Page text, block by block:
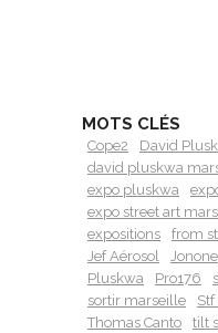
MOTS CLÉS
Cope2
David
david pluskwa
expo pluskwa
expo street art
expositions
from
Jef Aérosol
Jonone
Pluskwa
Pro176
sortir marseille
Stf
Thomas Canto
tilt